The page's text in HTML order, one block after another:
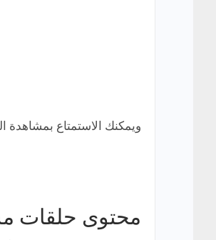
ويمكنك الاستمتاع بمشاهدة
محتوى حلقات